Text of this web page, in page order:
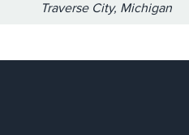
Traverse City, Michigan